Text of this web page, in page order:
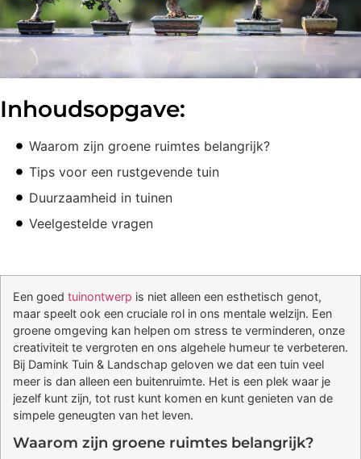
Inhoudsopgave:
Waarom zijn groene ruimtes belangrijk?
Tips voor een rustgevende tuin
Duurzaamheid in tuinen
Veelgestelde vragen
Een goed tuinontwerp is niet alleen een esthetisch genot,
maar speelt ook een cruciale rol in ons mentale welzijn. Een
groene omgeving kan helpen om stress te verminderen, onze
creativiteit te vergroten en ons algehele humeur te verbeteren.
Bij Damink Tuin & Landschap geloven we dat een tuin veel
meer is dan alleen een buitenruimte. Het is een plek waar je
jezelf kunt zijn, tot rust kunt komen en kunt genieten van de
simpele geneugten van het leven.
Waarom zijn groene ruimtes belangrijk?